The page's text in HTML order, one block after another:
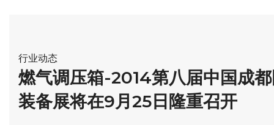
行业动态
燃气调压箱-2014第八届中国成
装备展将在9月25日隆重召开